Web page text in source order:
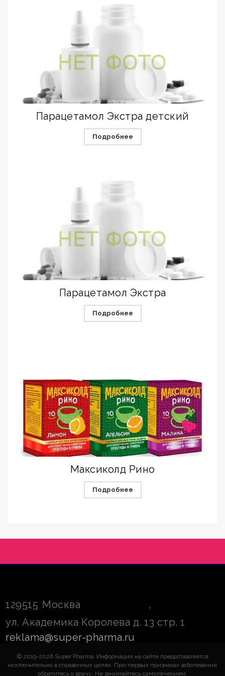
Парацетамол Экстра детский
Подробнее
Парацетамол Экстра
Подробнее
Максиколд Рино
Подробнее
129515 Москва
,
ул. Академика Королева д. 13 стр. 1
reklama@super-pharma.ru
© 2019-2026 Super Pharma. Информация на сайте предоставляется
исключительно в справочных целях. При первых признаках заболевания
обратитесь к врачу. Не занимайтесь самолечением.